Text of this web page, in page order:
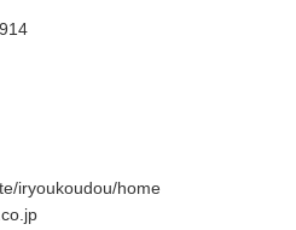
iryoukoudou/home